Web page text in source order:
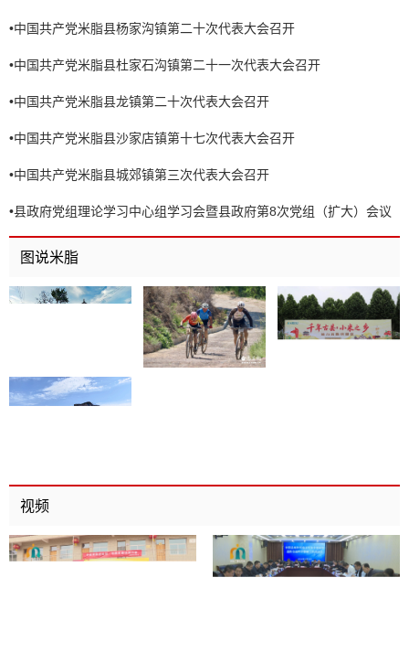
•中国共产党米脂县杨家沟镇第二十次代表大会召开
•中国共产党米脂县杜家石沟镇第二十一次代表大会召开
•中国共产党米脂县龙镇第二十次代表大会召开
•中国共产党米脂县沙家店镇第十七次代表大会召开
•中国共产党米脂县城郊镇第三次代表大会召开
•县政府党组理论学习中心组学习会暨县政府第8次党组（扩大）会议
召开
图说米脂
视频